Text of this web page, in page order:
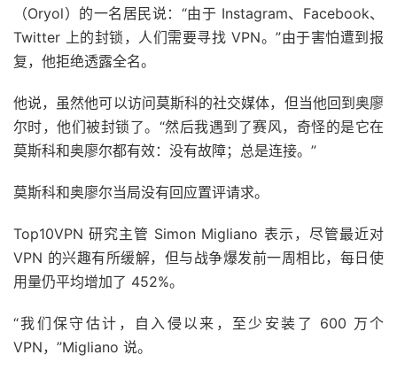
（Oryol）的一名居民说：“由于 Instagram、Facebook、
Twitter 上的封锁，人们需要寻找 VPN。”由于害怕遭到报
复，他拒绝透露全名。
他说，虽然他可以访问莫斯科的社交媒体，但当他回到奥廖
尔时，他们被封锁了。“然后我遇到了赛风，奇怪的是它在
莫斯科和奥廖尔都有效：没有故障；总是连接。”
莫斯科和奥廖尔当局没有回应置评请求。
Top10VPN 研究主管 Simon Migliano 表示，尽管最近对
VPN 的兴趣有所缓解，但与战争爆发前一周相比，每日使
用量仍平均增加了 452%。
“我们保守估计，自入侵以来，至少安装了 600 万个
VPN，”Migliano 说。